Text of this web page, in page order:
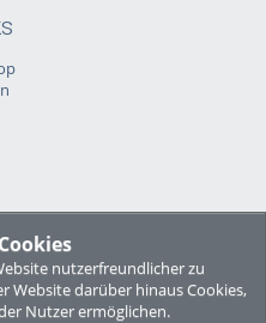
nutzerfreundlicher zu
Website darüber hinaus Cookies,
Nutzer ermöglichen.